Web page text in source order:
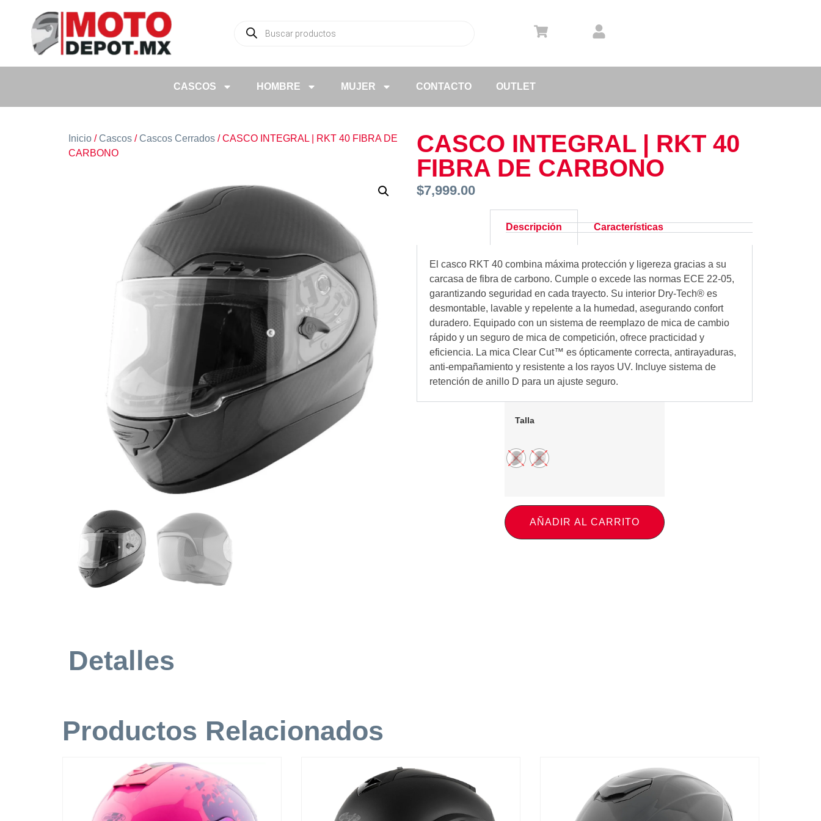
CASCOS HOMBRE MUJER CONTACTO OUTLET
Inicio /Cascos /Cascos Cerrados / CASCO INTEGRAL | RKT 40 FIBRA DE
CARBONO
CASCO INTEGRAL | RKT 40
FIBRA DE CARBONO
$7,999.00
Descripción Características
El casco RKT 40 combina máxima protección y ligereza gracias a su
carcasa de fibra de carbono. Cumple o excede las normas ECE 22-05,
garantizando seguridad en cada trayecto. Su interior Dry-Tech® es
desmontable, lavable y repelente a la humedad, asegurando confort
duradero. Equipado con un sistema de reemplazo de mica de cambio
rápido y un seguro de mica de competición, ofrece practicidad y
eficiencia. La mica Clear Cut™ es ópticamente correcta, antirayaduras,
anti-empañamiento y resistente a los rayos UV. Incluye sistema de
retención de anillo D para un ajuste seguro.
Talla
AÑADIR AL CARRITO
Detalles
Productos Relacionados